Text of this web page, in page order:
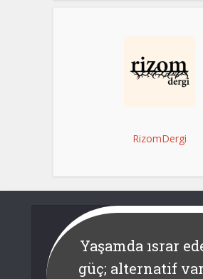
RizomDergi
Yaşamda ısrar
güç; alternatif